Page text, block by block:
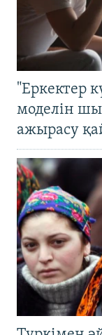
"Еркектер
моделін
ажырасу